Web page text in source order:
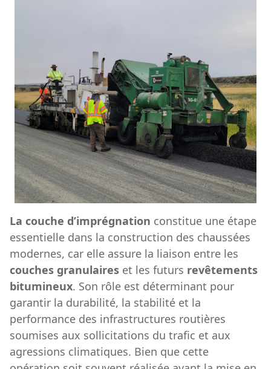
La couche d’imprégnation constitue une étape
essentielle dans la construction des chaussées
modernes, car elle assure la liaison entre les
couches granulaires et les futurs revêtements
bitumineux. Son rôle est déterminant pour
garantir la durabilité, la stabilité et la
performance des infrastructures routières
soumises aux sollicitations du trafic et aux
agressions climatiques. Bien que cette